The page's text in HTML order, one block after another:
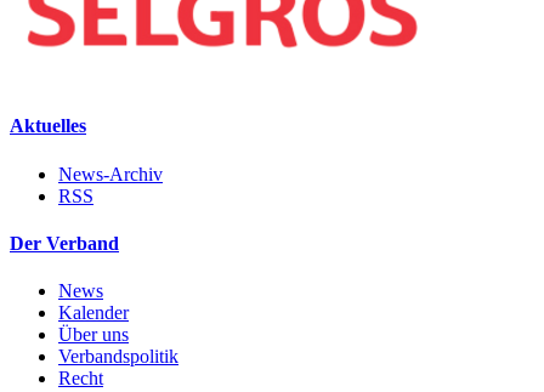
Aktuelles
News-Archiv
RSS
Der Verband
News
Kalender
Über uns
Verbandspolitik
Recht